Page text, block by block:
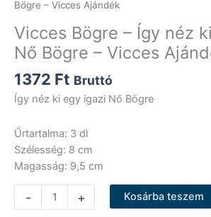
Bögre – Vicces Ajándék
Vicces Bögre – Így néz
Nő Bögre – Vicces
1372 Ft Bruttó
Így néz ki egy igazi Nő Bögre
Űrtartalma: 3 dl
Szélesség: 8 cm
Magasság: 9,5 cm
-
Bögre
+ Kosárba teszem